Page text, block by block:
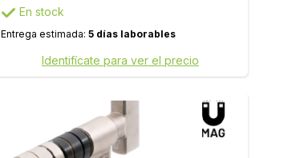
En stock
Entrega estimada: 5 días laborables
Identifícate para ver el precio